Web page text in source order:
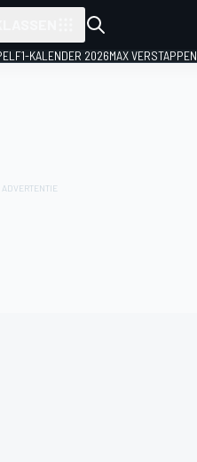
F1-KALENDER 2026MAX VERSTAPPEN